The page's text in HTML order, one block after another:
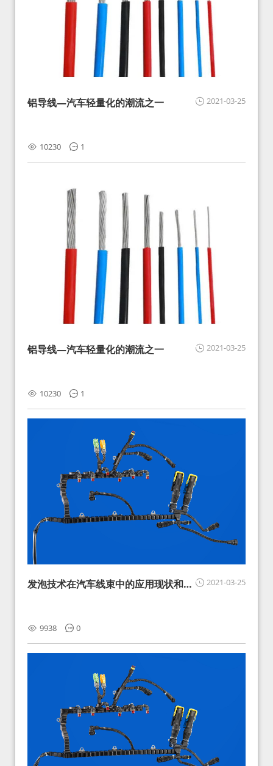
2021-03-25
铝导线—汽车轻量化的潮流之一
10230 1
2021-03-25
铝导线—汽车轻量化的潮流之一
10230 1
2021-03-25
发泡技术在汽车线束中的应用现状和展
9938 0